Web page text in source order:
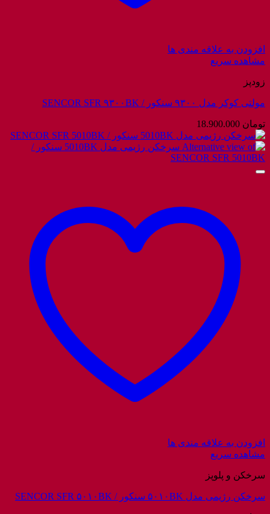
افزودن به علاقه مندی ها
مشاهده سریع
زودپز
مولتی کوکر مدل ۹۳۰۰ سنکور / SENCOR SFR ۹۳۰۰BK
تومان
افزودن به علاقه مندی ها
مشاهده سریع
سرخکن و پلوپز
سرخکن رژیمی مدل ۵۰۱۰BK سنکور / SENCOR SFR ۵۰۱۰BK